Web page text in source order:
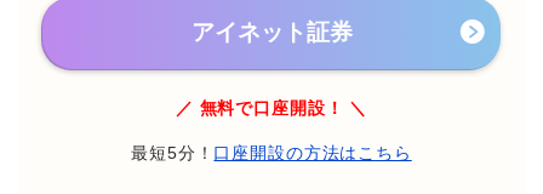
アイネット証券
／ 無料で口座開設！ ＼
最短5分！ 口座開設の方法はこちら